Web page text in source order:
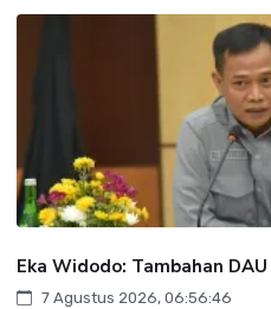
Eka Widodo: Tambahan
7 Agustus 2026, 06:56:46